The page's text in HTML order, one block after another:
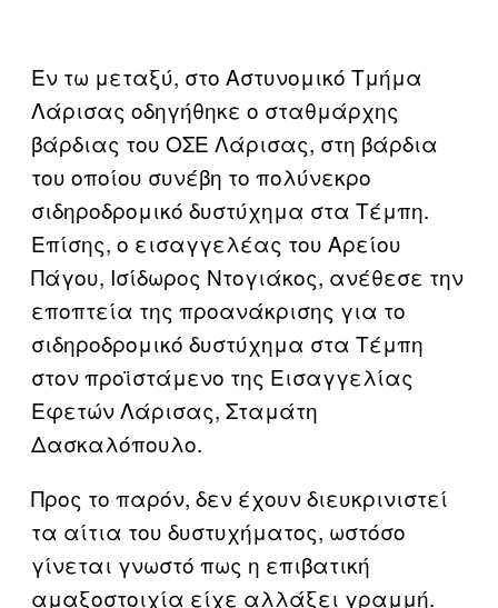
Εν τω μεταξύ, στο Αστυνομικό Τμήμα
Λάρισας οδηγήθηκε ο σταθμάρχης
βάρδιας του ΟΣΕ Λάρισας, στη βάρδια
του οποίου συνέβη το πολύνεκρο
σιδηροδρομικό δυστύχημα στα Τέμπη.
Επίσης, ο εισαγγελέας του Αρείου
Πάγου, Ισίδωρος Ντογιάκος, ανέθεσε την
εποπτεία της προανάκρισης για το
σιδηροδρομικό δυστύχημα στα Τέμπη
στον προϊστάμενο της Εισαγγελίας
Εφετών Λάρισας, Σταμάτη
Δασκαλόπουλο.
Προς το παρόν, δεν έχουν διευκρινιστεί
τα αίτια του δυστυχήματος, ωστόσο
γίνεται γνωστό πως η επιβατική
αμαξοστοιχία είχε αλλάξει γραμμή.